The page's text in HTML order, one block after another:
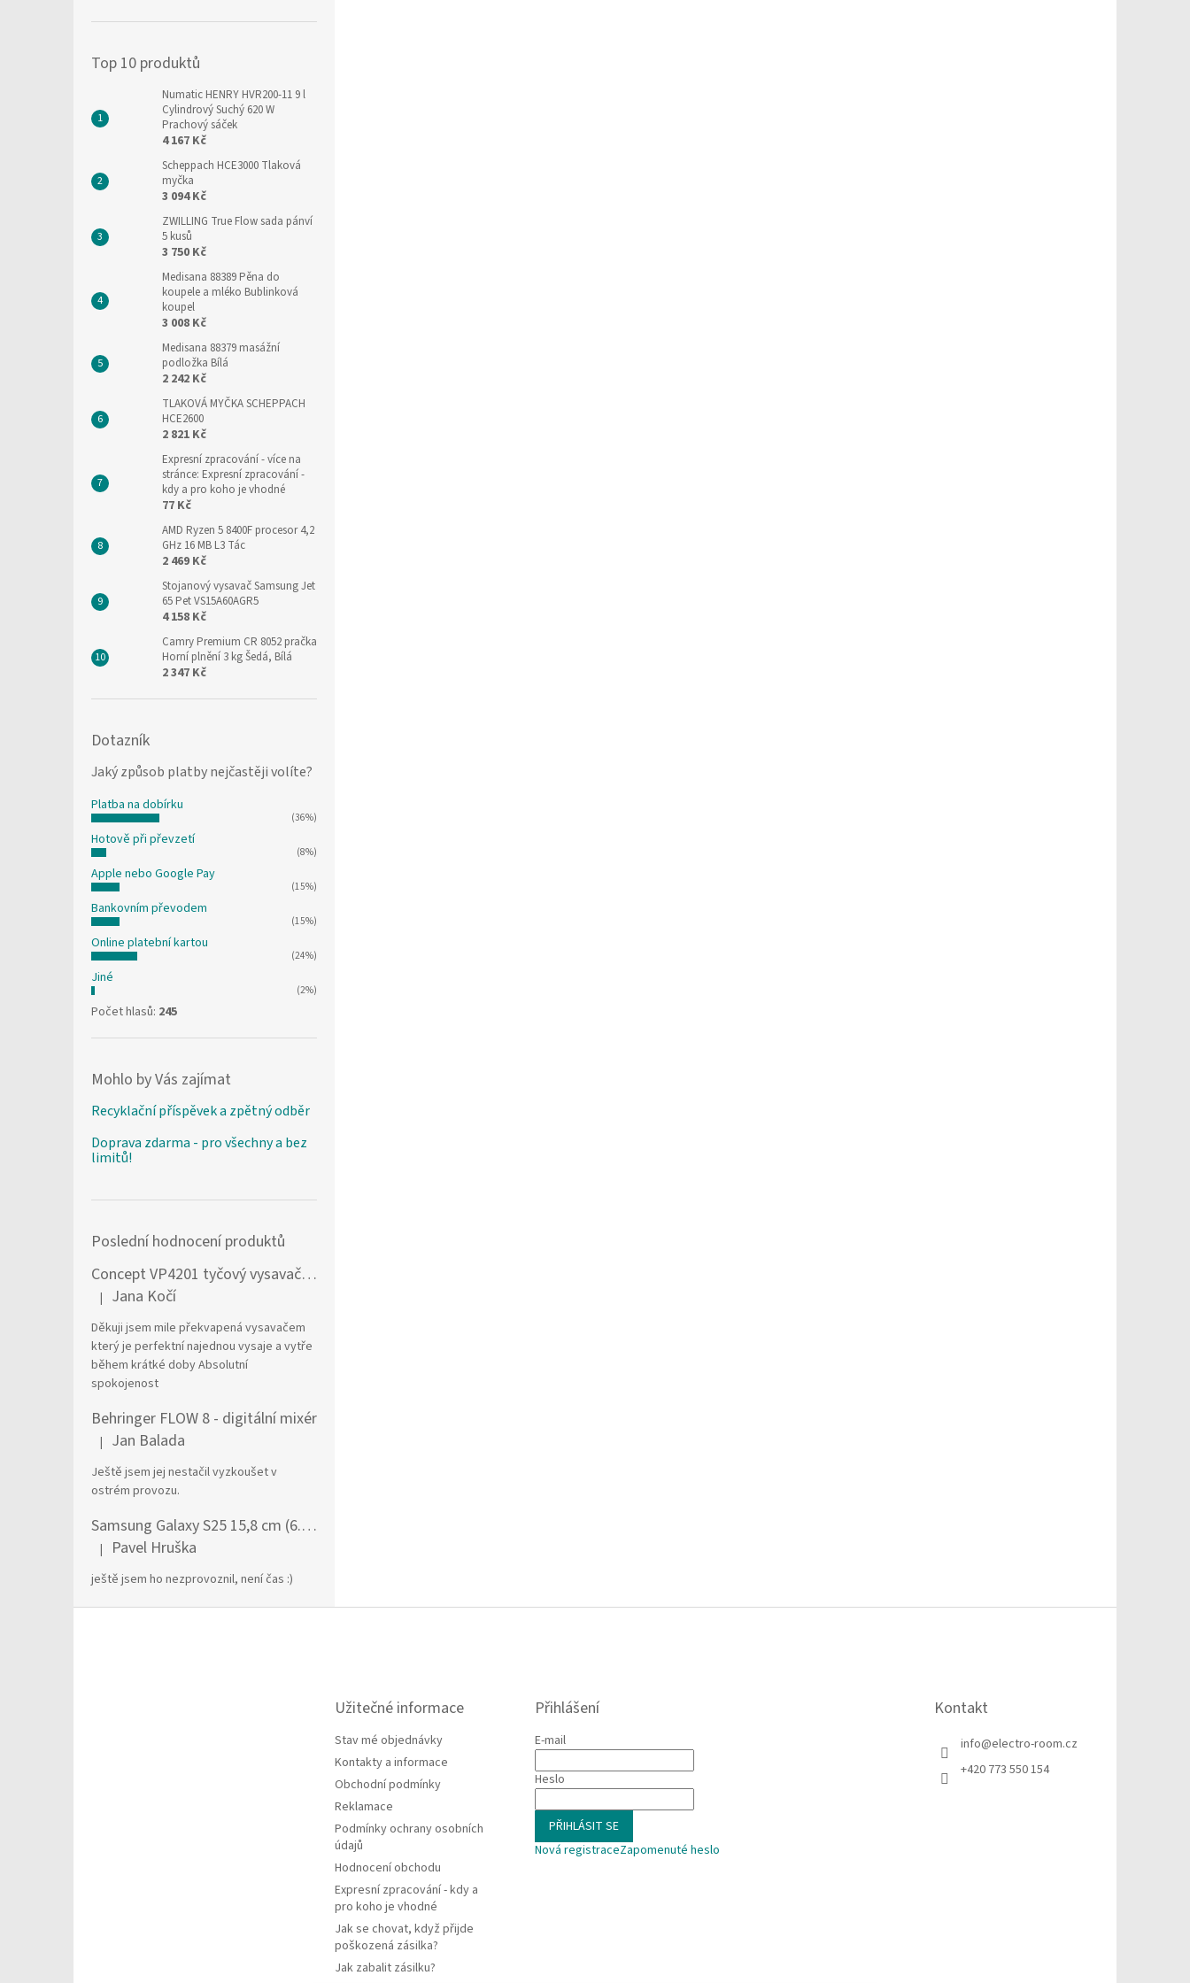
Top 10 produktů
Numatic HENRY HVR200-11 9 l
Cylindrový Suchý 620 W
Prachový sáček
4 167 Kč
Scheppach HCE3000 Tlaková
myčka
3 094 Kč
ZWILLING True Flow sada pánví
5 kusů
3 750 Kč
Medisana 88389 Pěna do
koupele a mléko Bublinková
koupel
3 008 Kč
Medisana 88379 masážní
podložka Bílá
2 242 Kč
TLAKOVÁ MYČKA SCHEPPACH
HCE2600
2 821 Kč
Expresní zpracování- více na
stránce: Expresní zpracování -
kdy a pro koho je vhodné
77 Kč
AMD Ryzen 5 8400F procesor 4,2
GHz 16 MB L3 Tác
2 469 Kč
Stojanový vysavač Samsung Jet
65 Pet VS15A60AGR5
4 158 Kč
Camry Premium CR 8052 pračka
Horní plnění 3 kg Šedá, Bílá
2 347 Kč
Dotazník
Jaký způsob platby nejčastěji volíte?
Platba na dobírku
(36%)
Hotově při převzetí
(8%)
Apple nebo Google Pay
(15%)
Bankovním převodem
(15%)
Online platební kartou
(24%)
Jiné
(2%)
Počet hlasů: 245
Mohlo by Vás zajímat
Recyklační příspěvek a zpětný odběr
Doprava zdarma - pro všechny a bez
limitů!
Poslední hodnocení produktů
Concept VP4201 tyčový vysavač / elektrický smeták Tyčový vysavač 2 v 1 AC Suché a mokré Bezsáčkové 0,6 l 90 W Černá, Stříbrná
Hodnocení produktu je 5 z 5 hvězdiček.
| Jana Kočí
Děkuji jsem mile překvapená vysavačem
který je perfektní najednou vysaje a vytře
během krátké doby Absolutní
spokojenost
Behringer FLOW 8 - digitální mixér
Hodnocení produktu je 5 z 5 hvězdiček.
| Jan Balada
Ještě jsem jej nestačil vyzkoušet v
ostrém provozu.
Samsung Galaxy S25 15,8 cm (6.2") Dual SIM Android 15 5G USB typu C 12 GB 256 GB 4000 mAh Námořnická modrá
Hodnocení produktu je 1 z 5 hvězdiček.
| Pavel Hruška
ještě jsem ho nezprovoznil, není čas :)
Užitečné informace
Stav mé objednávky
Kontakty a informace
Obchodní podmínky
Reklamace
Podmínky ochrany osobních
údajů
Hodnocení obchodu
Expresní zpracování - kdy a
pro koho je vhodné
Jak se chovat, když přijde
poškozená zásilka?
Jak zabalit zásilku?
Přihlášení
E-mail
Heslo
PŘIHLÁSIT SE
Nová registraceZapomenuté heslo
Kontakt
info@electro-room.cz
+420 773 550 154